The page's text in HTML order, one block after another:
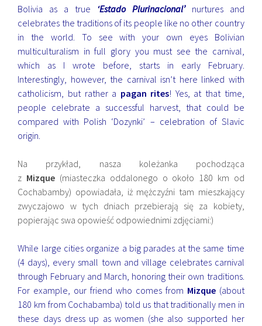
Bolivia as a true ‘Estado Plurinacional’
nurtures and
celebrates the traditions of its people like no other country
in the world. To see with your own eyes Bolivian
multiculturalism in full glory you must see the carnival,
which as I wrote before, starts in early February.
Interestingly, however, the carnival isn’t here linked with
catholicism, but rather a pagan rites! Yes, at that time,
people celebrate a successful harvest, that could be
compared with Polish ‘Dozynki’ – celebration of Slavic
origin.
Na przykład, nasza koleżanka pochodząca
z Mizque (miasteczka oddalonego o około 180 km od
Cochabamby) opowiadała, iż mężczyźni tam mieszkający
zwyczajowo w tych dniach przebierają się za kobiety,
popierając swa opowieść odpowiednimi zdjęciami:)
While large cities organize a big parades at the same time
(4 days), every small town and village celebrates carnival
through February and March, honoring their own traditions.
For example, our friend who comes from Mizque(about
180 km from Cochabamba) told us that traditionally men in
these days dress up as women (she also supported her